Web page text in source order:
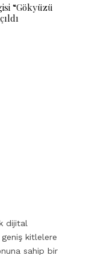
“Gökyüzü
dijital
kitlelere
sahip bir